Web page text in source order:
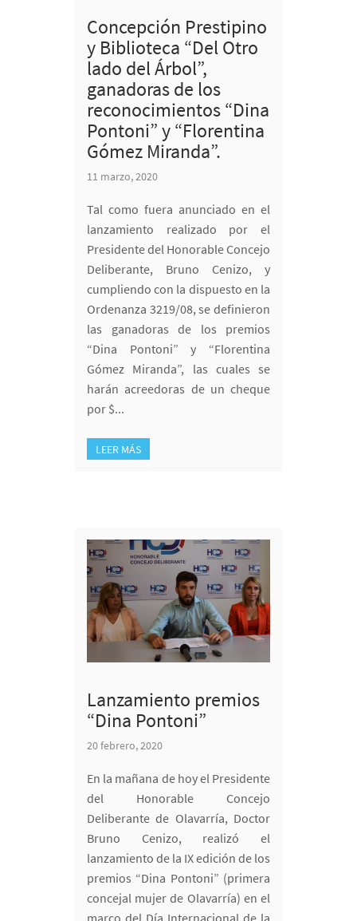
Concepción Prestipino
y Biblioteca “Del Otro
lado del Árbol”,
ganadoras de los
reconocimientos “Dina
Pontoni” y “Florentina
Gómez Miranda”.
11 marzo, 2020
Tal como fuera anunciado en el
lanzamiento realizado por el
Presidente del Honorable Concejo
Deliberante, Bruno Cenizo, y
cumpliendo con la dispuesto en la
Ordenanza 3219/08, se definieron
las ganadoras de los premios
“Dina Pontoni” y “Florentina
Gómez Miranda”, las cuales se
harán acreedoras de un cheque
por $...
LEER MÁS
Lanzamiento premios
“Dina Pontoni”
20 febrero, 2020
En la mañana de hoy el Presidente
del Honorable Concejo
Deliberante de Olavarría, Doctor
Bruno Cenizo, realizó el
lanzamiento de la IX edición de los
premios “Dina Pontoni” (primera
concejal mujer de Olavarría) en el